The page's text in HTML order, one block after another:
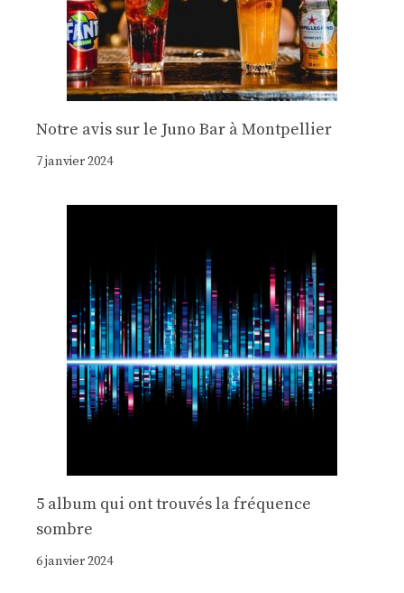
Notre avis sur le Juno Bar à Montpellier
7 janvier 2024
5 album qui ont trouvés la fréquence
sombre
6 janvier 2024